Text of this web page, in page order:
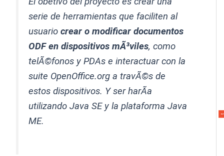
serie de herramientas que faciliten al
usuariocrear o modificar documentos
ODF en dispositivos mÃ³viles, como
telÃ©fonos y PDAs e interactuar con la
suite OpenOffice.org a travÃ©s de
estos dispositivos. Y ser harÃ­a
utilizando Java SE y la plataforma Java
ME.